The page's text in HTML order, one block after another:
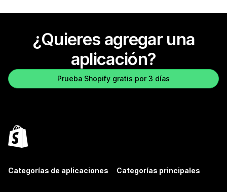
¿Quieres agregar una
aplicación?
Prueba Shopify gratis por 3 días
Categorías de aplicaciones Categorías principales